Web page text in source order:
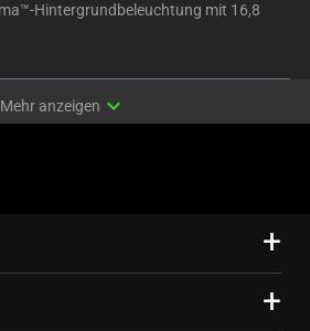
Hintergrundbeleuchtung mit 16,8
Mehr anzeigen expand_more